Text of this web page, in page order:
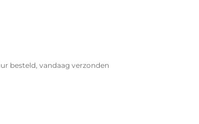
besteld, vandaag verzonden